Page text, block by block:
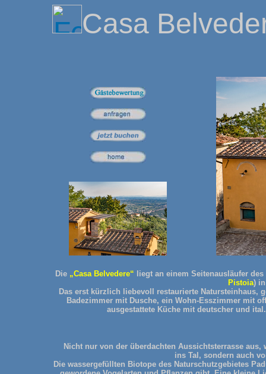
Casa
Die „Casa Belvedere“ liegt an einem Seitenausläufer des
Pistoia)
Das erst kürzlich liebevoll restaurierte Natursteinhaus,
Badezimmer mit Dusche, ein Wohn-Esszimmer mit
ausgestattete Küche mit deutscher und
Nicht nur von der überdachten Aussichtsterrasse
ins Tal, sondern auch
Die wassergefüllten Biotope des Naturschutzgebietes